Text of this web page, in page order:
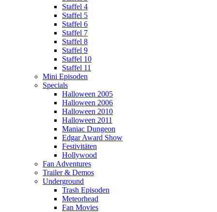
Staffel 4
Staffel 5
Staffel 6
Staffel 7
Staffel 8
Staffel 9
Staffel 10
Staffel 11
Mini Episoden
Specials
Halloween 2005
Halloween 2006
Halloween 2010
Halloween 2011
Maniac Dungeon
Edgar Award Show
Festivitäten
Hollywood
Fan Adventures
Trailer & Demos
Underground
Trash Episoden
Meteorhead
Fan Movies